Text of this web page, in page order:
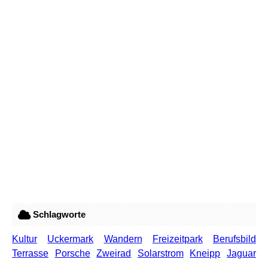
Schlagworte
Kultur Uckermark Wandern Freizeitpark
Berufsbild
Terrasse
Porsche Zweirad Solarstrom Kneipp
Jaguar